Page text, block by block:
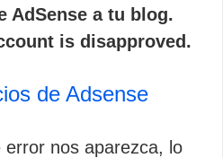
AdSense a tu blog.
is disapproved.
de Adsense
nos aparezca, lo